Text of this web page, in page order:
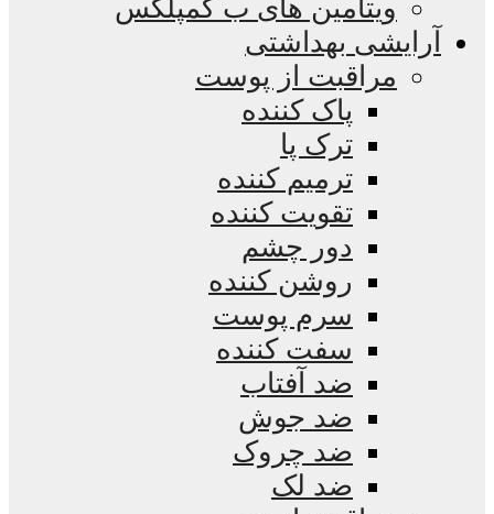
ویتامین های ب کمپلکس
آرایشی بهداشتی
مراقبت از پوست
پاک کننده
ترک پا
ترمیم کننده
تقویت کننده
دور چشم
روشن کننده
سرم پوست
سفت کننده
ضد آفتاب
ضد جوش
ضد چروک
ضد لک